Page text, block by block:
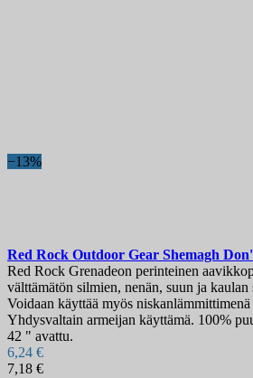
−13%
Red Rock Outdoor Gear Shemagh
Red Rock Grenadeon perinteinen
välttämätön silmien, nenän, suun ja kaulan
Voidaan käyttää myös
Yhdysvaltain armeijan käyttämä. 100%
42 " avattu.
6,24 €
7,18 €